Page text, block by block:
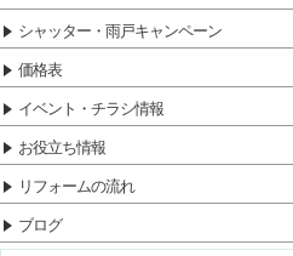
シャッター・雨戸キャンペーン
価格表
イベント・チラシ情報
お役立ち情報
リフォームの流れ
ブログ